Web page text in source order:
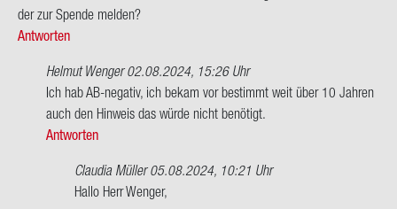
der zur Spen­de mel­den?
Antworten
Helmut Wenger02.08.2024, 15:26 Uhr
Ant­
wort
auf
Ich hab AB-​negativ, ich bekam vor be­stimmt weit über 10 Jah­ren
auch den Hin­weis das würde nicht be­nö­tigt.
Antworten
Claudia Müller05.08.2024, 10:21 Uhr
Ant­
Hallo Herr Wen­ger,